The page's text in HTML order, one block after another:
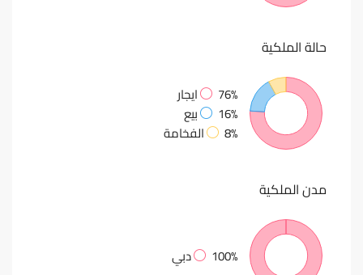
حالةالملكية
76%
ايجار
16%
بيع
8%
الفخامة
مدنالملكية
100% دبي